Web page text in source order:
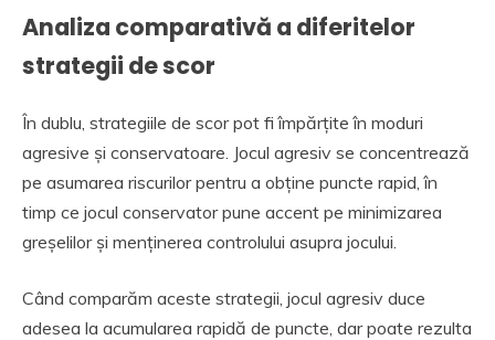
Analiza comparativă a diferitelor
strategii de scor
În dublu, strategiile de scor pot fi împărțite în moduri
agresive și conservatoare. Jocul agresiv se concentrează
pe asumarea riscurilor pentru a obține puncte rapid, în
timp ce jocul conservator pune accent pe minimizarea
greșelilor și menținerea controlului asupra jocului.
Când comparăm aceste strategii, jocul agresiv duce
adesea la acumularea rapidă de puncte, dar poate rezulta